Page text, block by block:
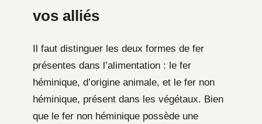
vos alliés
Il faut distinguer les deux formes de fer
présentes dans l’alimentation : le fer
héminique, d’origine animale, et le fer non
héminique, présent dans les végétaux. Bien
que le fer non héminique possède une